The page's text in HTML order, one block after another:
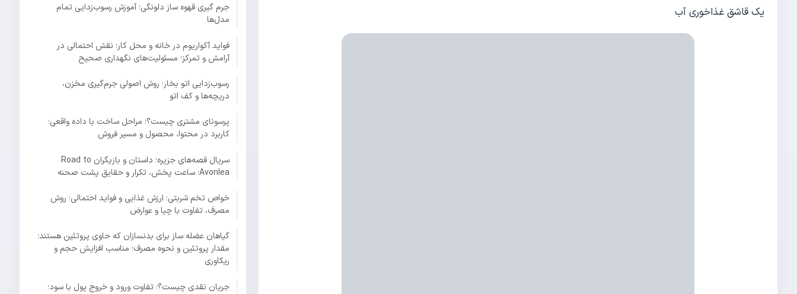
یک قاشق غذاخوری آب
جرم گیری قهوه ساز دلونگی؛ آموزش رسوب‌زدایی تمام
مدل‌ها
فواید آکواریوم در خانه و محل کار؛ نقش احتمالی در
آرامش و تمرکز؛ مسئولیت‌های نگهداری صحیح
رسوب‌زدایی اتو بخار؛ روش اصولی جرم‌گیری مخزن،
دریچه‌ها و کف اتو
پرسونای مشتری چیست؟؛ مراحل ساخت با داده واقعی؛
کاربرد در محتوا، محصول و مسیر فروش
سریال قصه‌های جزیره؛ داستان و بازیگران Road to
Avonlea؛ ساعت پخش، تکرار و حقایق پشت صحنه
خواص تخم شربتی؛ ارزش غذایی و فواید احتمالی؛ روش
مصرف، تفاوت با چیا و عوارض
گیاهان عضله ساز برای بدنسازان که حاوی پروتئین هستند؛
مقدار پروتئین و نحوه مصرف؛ مناسب افزایش حجم و
ریکاوری
جریان نقدی چیست؟؛ تفاوت ورود و خروج پول با سود؛